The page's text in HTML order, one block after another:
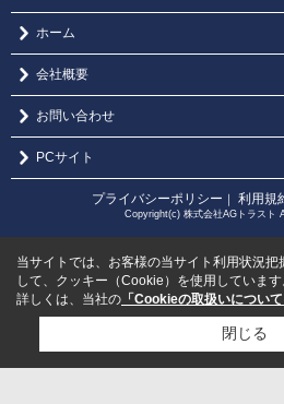
ホーム
会社概要
お問い合わせ
PCサイト
プライバシーポリシー ｜ 利用規
Copyright(c) 株式会社AGトラスト
当サイトでは、お客様の当サイト利用状況把
して、クッキー（Cookie）を使用しています
詳しくは、当社の 「Cookieの取扱いについて
閉じる